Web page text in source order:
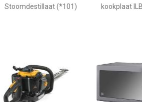
Stoomdestillaat (*101)
kookplaat